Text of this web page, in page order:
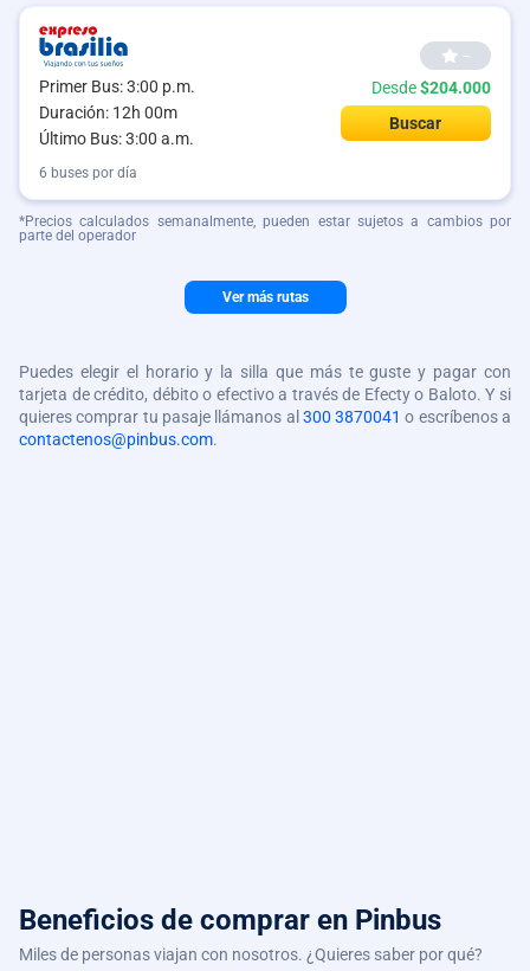
Primer Bus: 3:00 p.m.
Duración: 12h 00m
Último Bus: 3:00 a.m.
--
Desde$204.000
Buscar
6 buses por día
*Precios calculados semanalmente, pueden estar sujetos a cambios por
parte del operador
Ver más rutas
Puedes elegir el horario y la silla que más te guste y pagar con
tarjeta de crédito, débito o efectivo a través de Efecty o Baloto. Y si
quieres comprar tu pasaje llámanos al 300 3870041 o escríbenos a
contactenos@pinbus.com.
Beneficios de comprar en Pinbus
Miles de personas viajan con nosotros. ¿Quieres saber por qué?